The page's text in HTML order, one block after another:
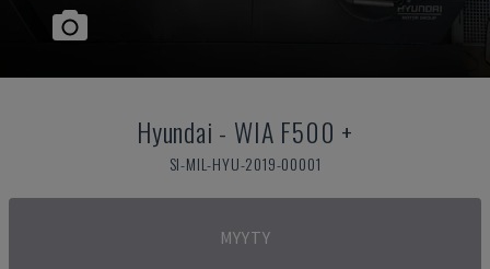
Hyundai - WIA F500 +
SI-MIL-HYU-2019-00001
MYYTY